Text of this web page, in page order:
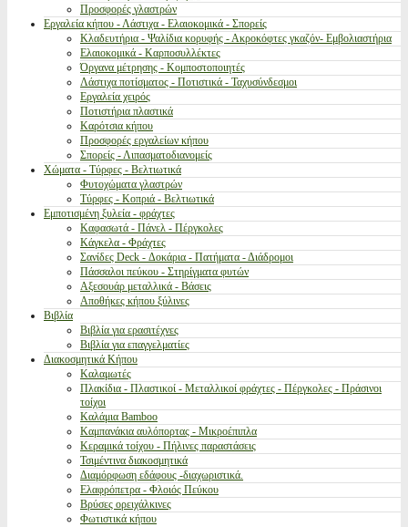
Προσφορές γλαστρών
Εργαλεία κήπου - Λάστιχα - Ελαιοκομικά - Σπορείς
Κλαδευτήρια - Ψαλίδια κορυφής - Ακροκόφτες γκαζόν- Εμβολιαστήρια
Ελαιοκομικά - Καρποσυλλέκτες
Όργανα μέτρησης - Κομποστοποιητές
Λάστιχα ποτίσματος - Ποτιστικά - Ταχυσύνδεσμοι
Εργαλεία χειρός
Ποτιστήρια πλαστικά
Καρότσια κήπου
Προσφορές εργαλείων κήπου
Σπορείς - Λιπασματοδιανομείς
Χώματα - Τύρφες - Βελτιωτικά
Φυτοχώματα γλαστρών
Τύρφες - Κοπριά - Βελτιωτικά
Εμποτισμένη ξυλεία - φράχτες
Καφασωτά - Πάνελ - Πέργκολες
Κάγκελα - Φράχτες
Σανίδες Deck - Δοκάρια - Πατήματα - Διάδρομοι
Πάσσαλοι πεύκου - Στηρίγματα φυτών
Αξεσουάρ μεταλλικά - Βάσεις
Αποθήκες κήπου ξύλινες
Βιβλία
Βιβλία για ερασιτέχνες
Βιβλία για επαγγελματίες
Διακοσμητικά Κήπου
Καλαμωτές
Πλακίδια - Πλαστικοί - Μεταλλικοί φράχτες - Πέργκολες - Πράσινοι
τοίχοι
Καλάμια Bamboo
Καμπανάκια αυλόπορτας - Μικροέπιπλα
Κεραμικά τοίχου - Πήλινες παραστάσεις
Τσιμέντινα διακοσμητικά
Διαμόρφωση εδάφους -διαχωριστικά.
Ελαφρόπετρα - Φλοιός Πεύκου
Βρύσες ορειχάλκινες
Φωτιστικά κήπου